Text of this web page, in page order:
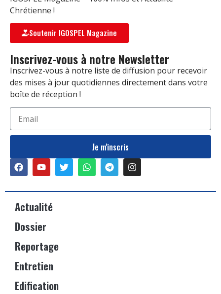
Chrétienne !
Soutenir IGOSPEL Magazine
Inscrivez-vous à notre Newsletter
Inscrivez-vous à notre liste de diffusion pour recevoir
des mises à jour quotidiennes directement dans votre
boîte de réception !
Je m'inscris
Actualité
Dossier
Reportage
Entretien
Edification